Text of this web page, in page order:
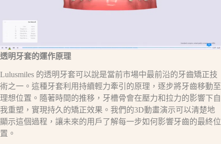
透明牙套的運作原理
Lulusmiles 的透明牙套可以說是當前市場中最前沿的牙齒矯正技
術之一。這種牙套利用持續輕力牽引的原理，逐步將牙齒移動至
理想位置。隨著時間的推移，牙槽骨會在壓力和拉力的影響下自
我重塑，實現持久的矯正效果。我們的3D動畫演示可以清楚地
顯示這個過程，讓未來的用戶了解每一步如何影響牙齒的最終位
置。